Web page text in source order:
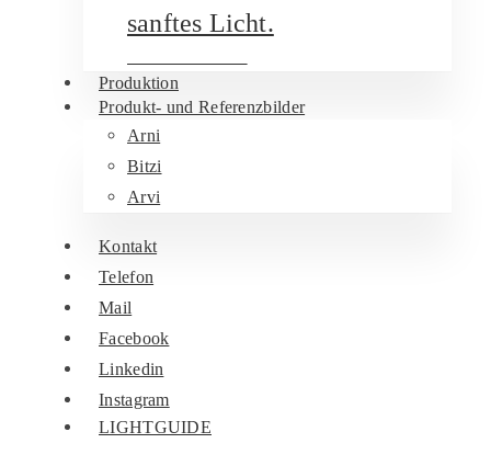
sanftes Licht.
Produktion
Produkt- und Referenzbilder
Arni
Bitzi
Arvi
Kontakt
Telefon
Mail
Facebook
Linkedin
Instagram
LIGHTGUIDE